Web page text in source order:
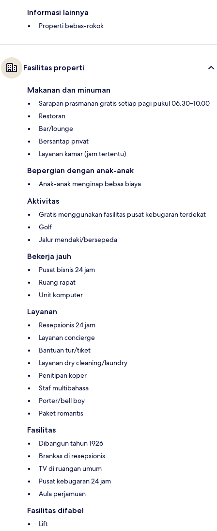
Informasi lainnya
Properti bebas-rokok
Fasilitas properti
Makanan dan minuman
Sarapan prasmanan gratis setiap pagi pukul 06.30–10.00
Restoran
Bar/lounge
Bersantap privat
Layanan kamar (jam tertentu)
Bepergian dengan anak-anak
Anak-anak menginap bebas biaya
Aktivitas
Gratis menggunakan fasilitas pusat kebugaran terdekat
Golf
Jalur mendaki/bersepeda
Bekerja jauh
Pusat bisnis 24 jam
Ruang rapat
Unit komputer
Layanan
Resepsionis 24 jam
Layanan concierge
Bantuan tur/tiket
Layanan dry cleaning/laundry
Penitipan koper
Staf multibahasa
Porter/bell boy
Paket romantis
Fasilitas
Dibangun tahun 1926
Brankas di resepsionis
TV di ruangan umum
Pusat kebugaran 24 jam
Aula perjamuan
Fasilitas difabel
Lift